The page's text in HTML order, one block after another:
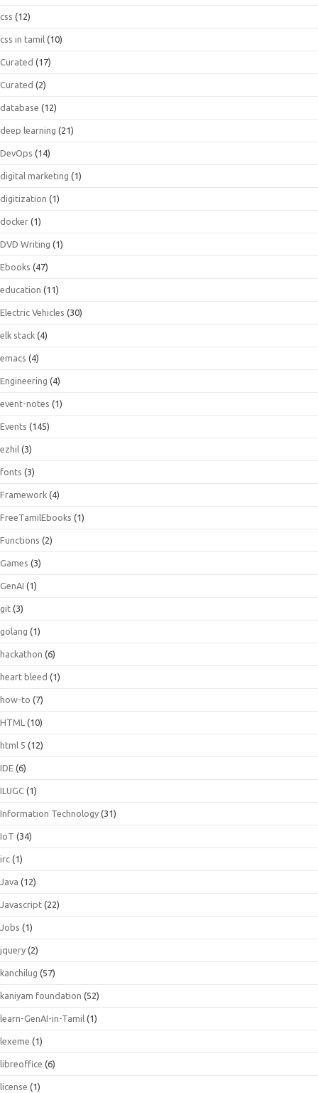
css (12)
css in tamil (10)
Curated (17)
Curated (2)
database (12)
deep learning (21)
DevOps (14)
digital marketing (1)
digitization (1)
docker (1)
DVD Writing (1)
Ebooks (47)
education (11)
Electric Vehicles (30)
elk stack (4)
emacs (4)
Engineering (4)
event-notes (1)
Events (145)
ezhil (3)
fonts (3)
Framework (4)
FreeTamilEbooks (1)
Functions (2)
Games (3)
GenAI (1)
git (3)
golang (1)
hackathon (6)
heart bleed (1)
how-to (7)
HTML (10)
html 5 (12)
IDE (6)
ILUGC (1)
Information Technology (31)
IoT (34)
irc (1)
Java (12)
Javascript (22)
Jobs (1)
jquery (2)
kanchilug (57)
kaniyam foundation (52)
learn-GenAI-in-Tamil (1)
lexeme (1)
libreoffice (6)
license (1)